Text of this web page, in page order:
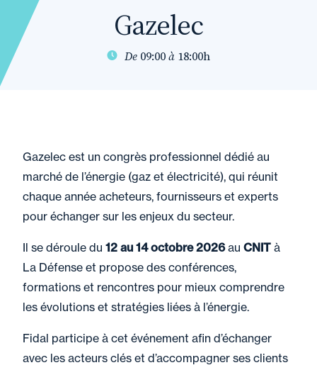
Gazelec
De 09:00à 18:00h
Gazelec est un congrès professionnel dédié au
marché de l’énergie (gaz et électricité), qui réunit
chaque année acheteurs, fournisseurs et experts
pour échanger sur les enjeux du secteur.
Il se déroule du 12 au 14 octobre 2026au CNIT à
La Défense et propose des conférences,
formations et rencontres pour mieux comprendre
les évolutions et stratégies liées à l’énergie.
Fidal participe à cet événement afin d’échanger
avec les acteurs clés et d’accompagner ses clients